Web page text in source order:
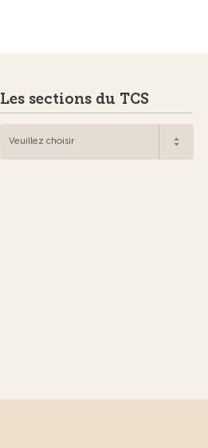
Les sections du TCS
Veuillez choisir